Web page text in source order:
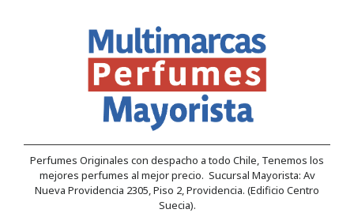
Perfumes Originales con despacho a todo Chile, Tenemos los
mejores perfumes al mejor precio. Sucursal Mayorista: Av
Nueva Providencia 2305, Piso 2, Providencia. (Edificio Centro
Suecia).